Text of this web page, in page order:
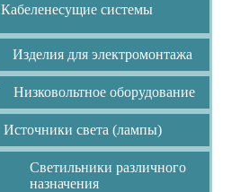
Кабеленесущие системы
Изделия для электромонтажа
Низковольтное оборудование
Источники света (лампы)
Светильники различного
назначения